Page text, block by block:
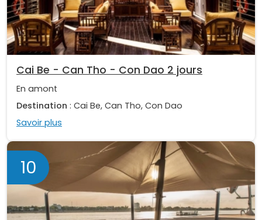
Cai Be - Can Tho - Con Dao 2 jours
En amont
Destination : Cai Be, Can Tho, Con Dao
Savoir plus
10